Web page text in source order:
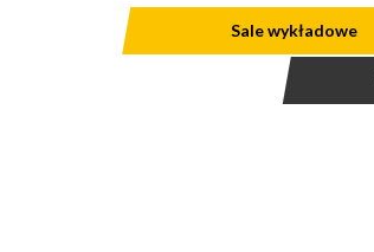
Sale wykładowe